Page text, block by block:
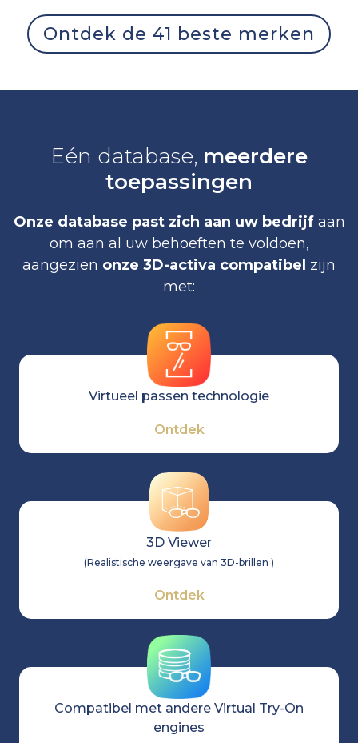
Ontdek de 41 beste merken
Eén database, meerdere
toepassingen
Onze database past zich aan uw bedrijfaan
om aan al uw behoeften te voldoen,
aangezien onze 3D-activa compatibel zijn
met:
Virtueel passen technologie
Ontdek
3D Viewer
(Realistische weergave van 3D-brillen )
Ontdek
Compatibel met andere Virtual Try-On
engines